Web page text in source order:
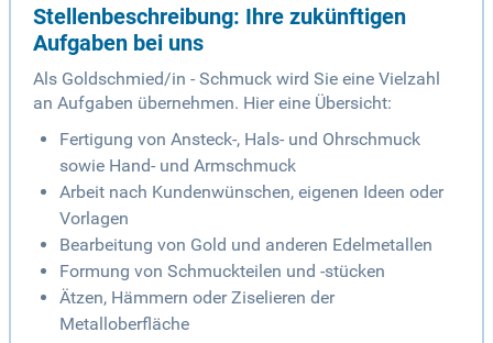
Stellenbeschreibung: Ihre zukünftigen
Aufgaben bei uns
Als Goldschmied/in - Schmuck wird Sie eine Vielzahl
an Aufgaben übernehmen. Hier eine Übersicht:
Fertigung von Ansteck-, Hals- und Ohrschmuck
sowie Hand- und Armschmuck
Arbeit nach Kundenwünschen, eigenen Ideen oder
Vorlagen
Bearbeitung von Gold und anderen Edelmetallen
Formung von Schmuckteilen und -stücken
Ätzen, Hämmern oder Ziselieren der
Metalloberfläche